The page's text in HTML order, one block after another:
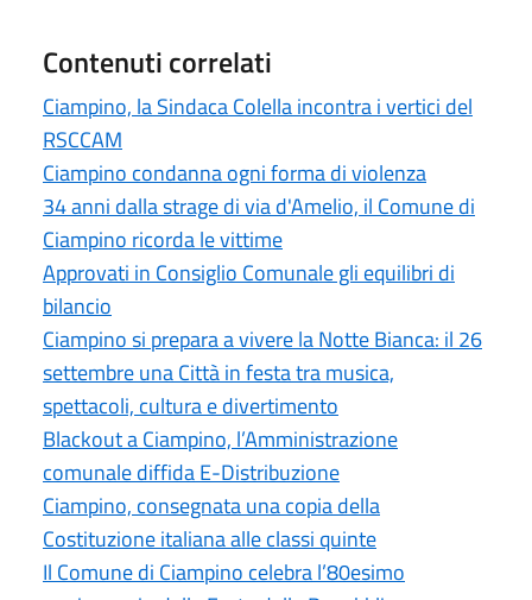
Contenuti correlati
Ciampino, la Sindaca Colella incontra i vertici del
RSCCAM
Ciampino condanna ogni forma di violenza
34 anni dalla strage di via d'Amelio, il Comune di
Ciampino ricorda le vittime
Approvati in Consiglio Comunale gli equilibri di
bilancio
Ciampino si prepara a vivere la Notte Bianca: il 26
settembre una Città in festa tra musica,
spettacoli, cultura e divertimento
Blackout a Ciampino, l’Amministrazione
comunale diffida E-Distribuzione
Ciampino, consegnata una copia della
Costituzione italiana alle classi quinte
Il Comune di Ciampino celebra l’80esimo